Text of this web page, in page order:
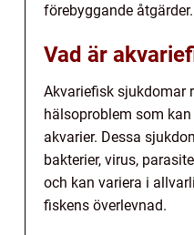
förebyggande åtgärder.
Vad är
Akvariefisk sjukdomar
hälsoproblem som
akvarier. Dessa
bakterier, virus,
och kan variera i
fiskens överlevnad.